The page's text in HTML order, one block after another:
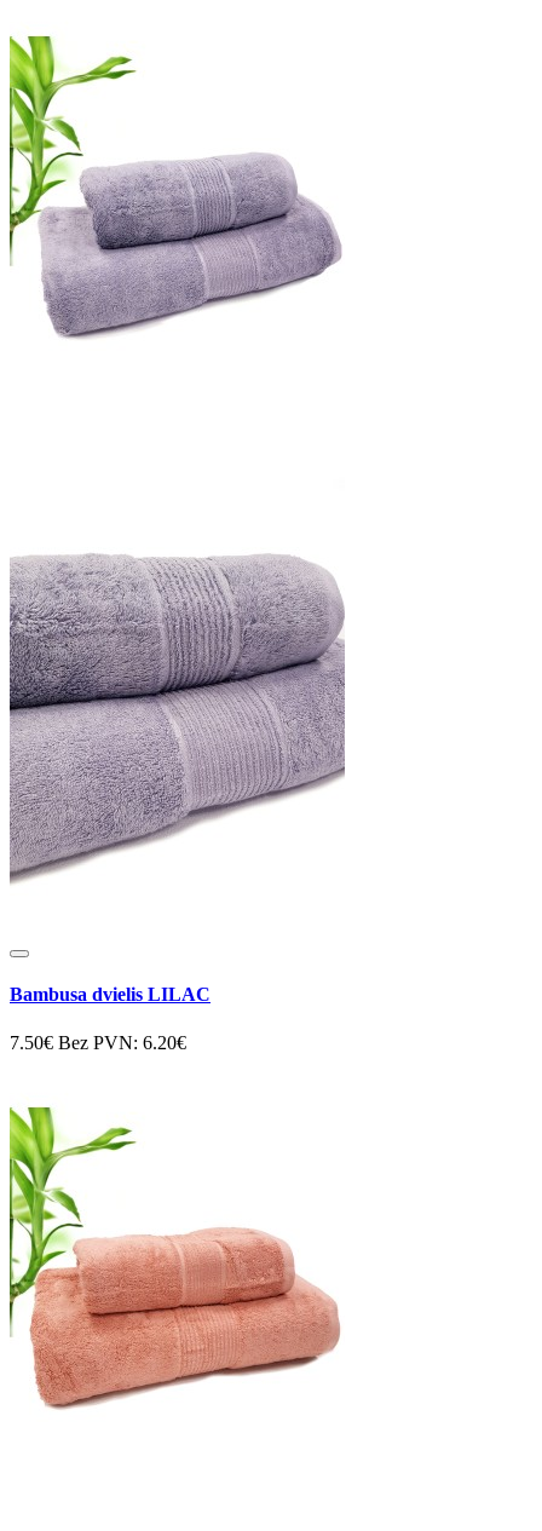
Bambusa dvielis LILAC
7.50€ Bez PVN: 6.20€